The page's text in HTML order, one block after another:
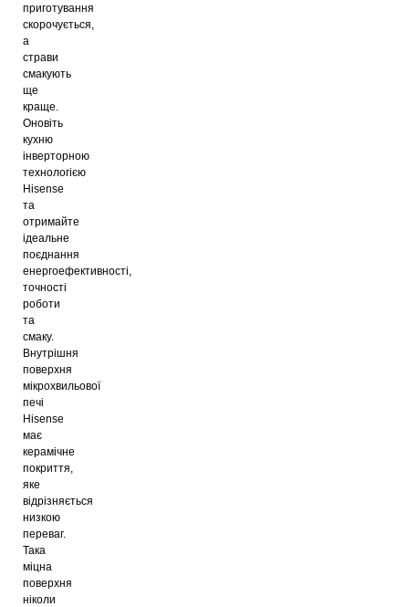
приготування
скорочується,
а
страви
смакують
ще
краще.
Оновіть
кухню
інверторною
технологією
Hisense
та
отримайте
ідеальне
поєднання
енергоефективності,
точності
роботи
та
смаку.
Внутрішня
поверхня
мікрохвильової
печі
Hisense
має
керамічне
покриття,
яке
відрізняється
низкою
переваг.
Така
міцна
поверхня
ніколи